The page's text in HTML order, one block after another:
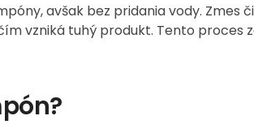
avšak bez pridania vody. Zmes
vzniká tuhý produkt. Tento proces